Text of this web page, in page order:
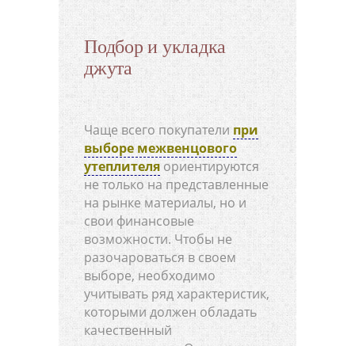
Подбор и укладка
джута
Чаще всего покупатели при
выборе межвенцового
утеплителя ориентируются
не только на представленные
на рынке материалы, но и
свои финансовые
возможности. Чтобы не
разочароваться в своем
выборе, необходимо
учитывать ряд характеристик,
которыми должен обладать
качественный